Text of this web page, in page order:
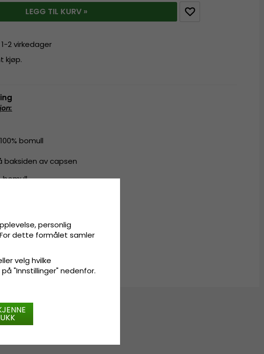
LEGG TIL KURV »
2 virkedager
kjøp.
:
bomull
baksiden av capsen
bomull
personlig
dette formålet samler
velg hvilke
"Innstillinger" nedenfor.